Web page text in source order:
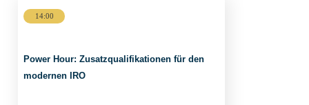
14:00
Power Hour: Zusatzqualifikationen für den
modernen IRO